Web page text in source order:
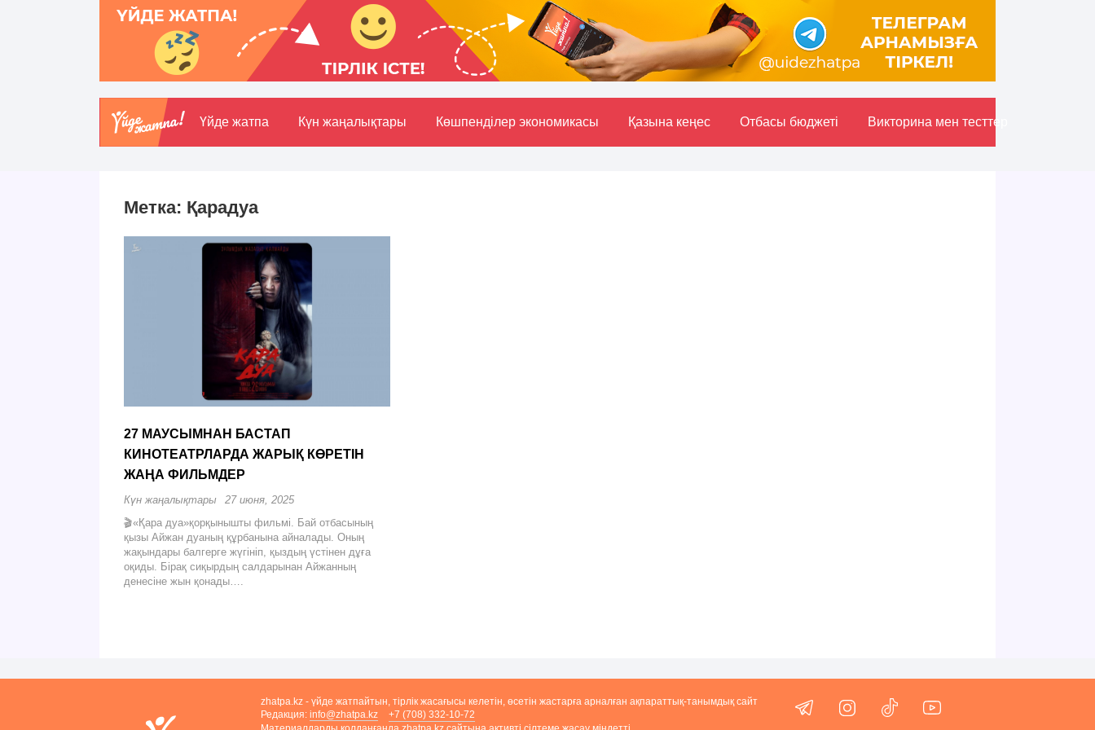
Үйде жатпа Күн жаңалықтары Көшпенділер экономикасы Қазына кеңес Отбасы бюджетi Викторина мен тесттер
Метка: Қарадуа
27 МАУСЫМНАН БАСТАП
КИНОТЕАТРЛАРДА ЖАРЫҚ КӨРЕТІН
ЖАҢА ФИЛЬМДЕР
Күн жаңалықтары
27 июня, 2025
🎬«Қара дуа»қорқынышты фильмі. Бай отбасының
қызы Айжан дуаның құрбанына айналады. Оның
жақындары балгерге жүгініп, қыздың үстінен дұға
оқиды. Бірақ сиқырдың салдарынан Айжанның
денесіне жын қонады….
zhatpa.kz - үйде жатпайтын, тірлік жасағысы келетін, өсетін жастарға арналған ақпараттық-танымдық сайт
Редакция:info@zhatpa.kz
+7 (708) 332-10-72